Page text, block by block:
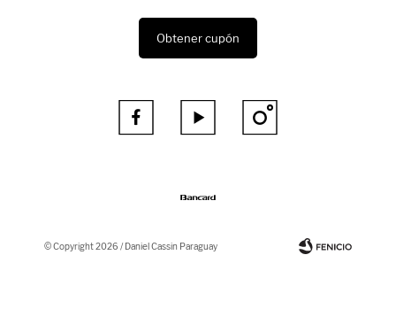
Obtener cupón
  
© Copyright 2026 / Daniel Cassin Paraguay